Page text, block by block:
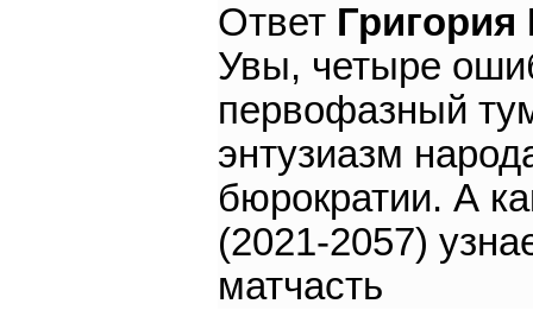
Ответ
Увы, четыре
первофазный
энтузиазм
бюрократии. А
(2021-2057)
матчасть